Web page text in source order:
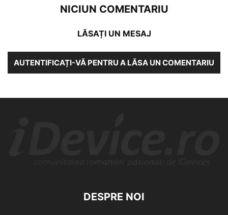
NICIUN COMENTARIU
LĂSAȚI UN MESAJ
AUTENTIFICAȚI-VĂ PENTRU A LĂSA UN COMENTARIU
DESPRE NOI